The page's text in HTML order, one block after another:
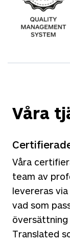
Våra
Våra
team av
levereras
vad som
Translated